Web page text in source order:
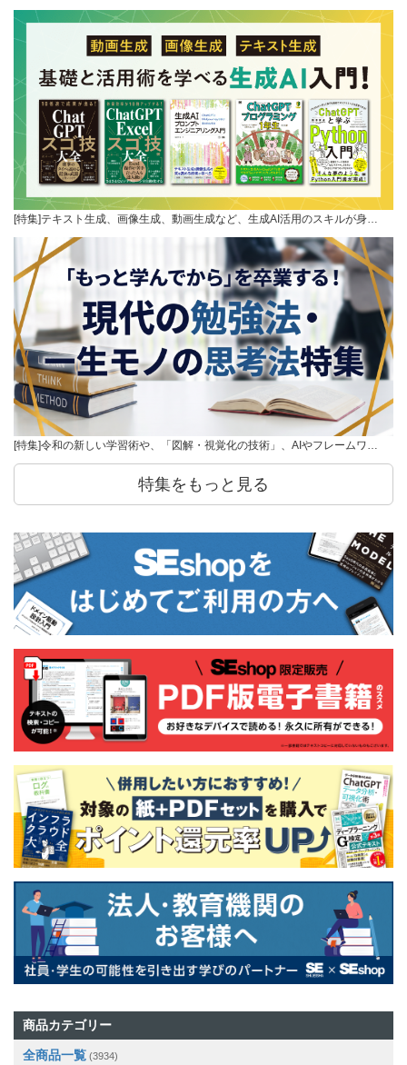
[特集]テキスト生成、画像生成、動画生成など、生成AI活用のスキルが身…
[特集]令和の新しい学習術や、「図解・視覚化の技術」、AIやフレームワ…
特集をもっと見る
商品カテゴリー
全商品一覧 (3934)